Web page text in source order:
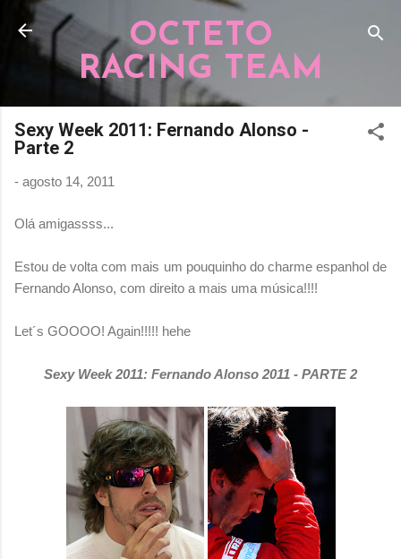
Pular para o conteúdo principal
OCTETO
RACING TEAM
Sexy Week 2011: Fernando Alonso -
Parte 2
- agosto 14, 2011
Olá amigassss...
Estou de volta com mais um pouquinho do charme espanhol de
Fernando Alonso, com direito a mais uma música!!!!
Let´s GOOOO! Again!!!!! hehe
Sexy Week 2011: Fernando Alonso 2011 - PARTE 2